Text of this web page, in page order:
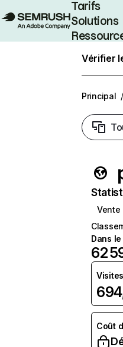
Tarifs
Solutions
Vérifier
Principal /
Vente
Dans
62
Visites
Coût